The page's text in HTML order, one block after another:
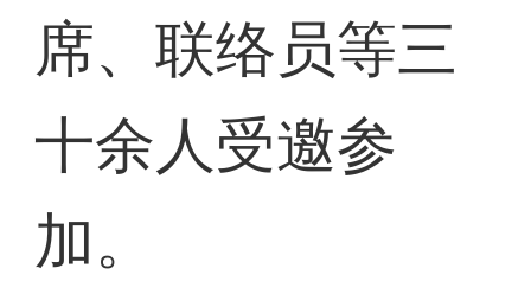
席、联络员等三
十余人受邀参
加。